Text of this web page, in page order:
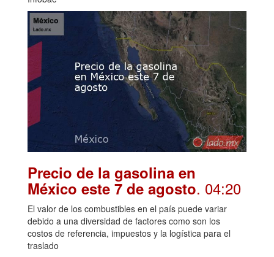
Precio de la gasolina en
México este 7 de agosto. 04:20
El valor de los combustibles en el país puede variar
debido a una diversidad de factores como son los
costos de referencia, impuestos y la logística para el
traslado